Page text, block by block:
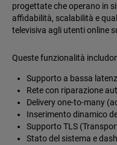
progettate che operano in
affidabilità, scalabilità e
televisiva agli utenti online
Queste funzionalità
Supporto a bassa
Rete con riparazione
Delivery one-to-many
Inserimento dinamico
Supporto TLS
Stato del sistema e